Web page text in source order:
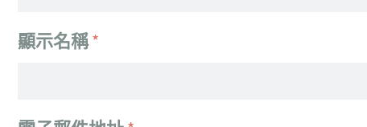
顯示名稱*